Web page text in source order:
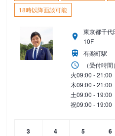
18時以降面談可能
東京都千
10F
有楽町駅
（受付時間）
火09:00 - 21:00
木09:00 - 21:00
土09:00 - 19:00
祝09:00 - 19:00
3
4
5
6